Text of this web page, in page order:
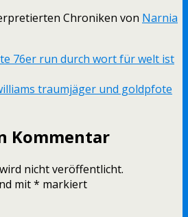
Chroniken von Narnia
76er run durch wort für welt ist
traumjäger und goldpfote
Kommentar
nicht veröffentlicht.
mit* markiert